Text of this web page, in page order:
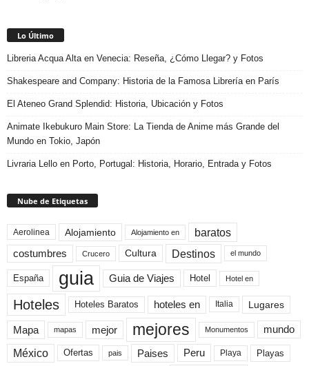
Lo Último
Libreria Acqua Alta en Venecia: Reseña, ¿Cómo Llegar? y Fotos
Shakespeare and Company: Historia de la Famosa Librería en París
El Ateneo Grand Splendid: Historia, Ubicación y Fotos
Animate Ikebukuro Main Store: La Tienda de Anime más Grande del
Mundo en Tokio, Japón
Livraria Lello en Porto, Portugal: Historia, Horario, Entrada y Fotos
Nube de Etiquetas
Aerolinea Alojamiento Alojamiento en baratos
costumbres Crucero Cultura Destinos el mundo
España guia Guia de Viajes Hotel Hotel en
Hoteles Hoteles Baratos hoteles en Italia Lugares
Mapa mapas mejor mejores Monumentos mundo
México Ofertas pais Paises Peru Playa Playas